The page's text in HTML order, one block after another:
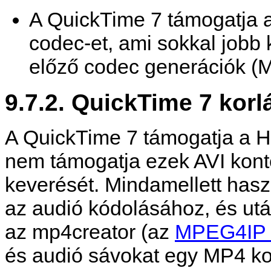
A QuickTime 7 támogatja
codec-et, ami sokkal jobb
előző codec generációk
9.7.2. QuickTime 7
A QuickTime 7 támogatja a
nem támogatja ezek AVI
keverését. Mindamellett
az audió kódolásához, és
az mp4creator (az
és audió sávokat egy MP4